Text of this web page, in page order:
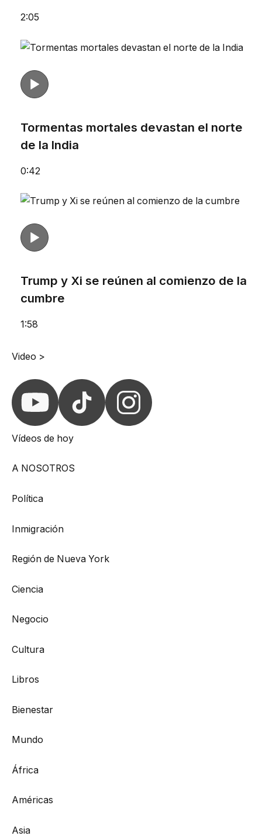
2:05
Tormentas mortales devastan el norte
de la India
0:42
Trump y Xi se reúnen al comienzo de la
cumbre
1:58
Video >
Vídeos de hoy
A NOSOTROS
Política
Inmigración
Región de Nueva York
Ciencia
Negocio
Cultura
Libros
Bienestar
Mundo
África
Américas
Asia